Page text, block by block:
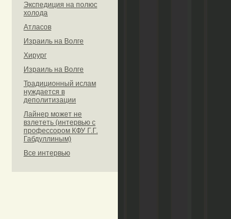
Экспедиция на полюс
холода
Атласов
Израиль на Волге
Хирург
Израиль на Волге
Традиционный ислам
нуждается в
деполитизации
Лайнер может не
взлететь (интервью с
профессором КФУ Г.Г.
Габдуллиным)
Все интервью